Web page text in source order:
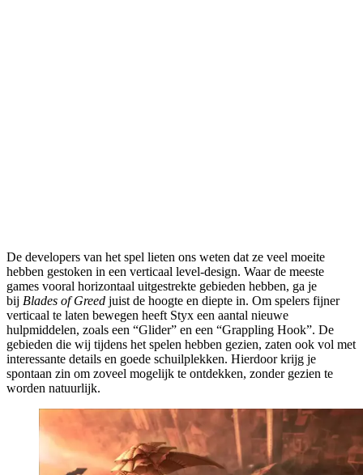
De developers van het spel lieten ons weten dat ze veel moeite
hebben gestoken in een verticaal level-design. Waar de meeste
games vooral horizontaal uitgestrekte gebieden hebben, ga je
bij Blades of Greed juist de hoogte en diepte in. Om spelers fijner
verticaal te laten bewegen heeft Styx een aantal nieuwe
hulpmiddelen, zoals een “Glider” en een “Grappling Hook”. De
gebieden die wij tijdens het spelen hebben gezien, zaten ook vol met
interessante details en goede schuilplekken. Hierdoor krijg je
spontaan zin om zoveel mogelijk te ontdekken, zonder gezien te
worden natuurlijk.